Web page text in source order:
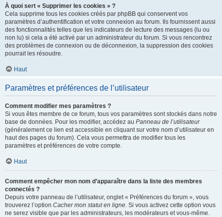
À quoi sert « Supprimer les cookies » ?
Cela supprime tous les cookies créés par phpBB qui conservent vos
paramètres d’authentification et votre connexion au forum. Ils fournissent aussi
des fonctionnalités telles que les indicateurs de lecture des messages (lu ou
non lu) si cela a été activé par un administrateur du forum. Si vous rencontrez
des problèmes de connexion ou de déconnexion, la suppression des cookies
pourrait les résoudre.
Haut
Paramètres et préférences de l’utilisateur
Comment modifier mes paramètres ?
Si vous êtes membre de ce forum, tous vos paramètres sont stockés dans notre
base de données. Pour les modifier, accédez au Panneau de l’utilisateur
(généralement ce lien est accessible en cliquant sur votre nom d’utilisateur en
haut des pages du forum). Cela vous permettra de modifier tous les
paramètres et préférences de votre compte.
Haut
Comment empêcher mon nom d’apparaître dans la liste des membres
connectés ?
Depuis votre panneau de l’utilisateur, onglet « Préférences du forum », vous
trouverez l’option Cacher mon statut en ligne. Si vous activez cette option vous
ne serez visible que par les administrateurs, les modérateurs et vous-même.